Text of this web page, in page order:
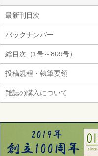
最新刊目次
バックナンバー
総目次（1号～809号）
投稿規程・執筆要領
雑誌の購入について